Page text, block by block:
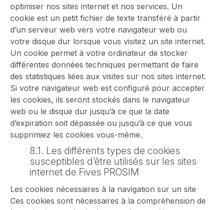
optimiser nos sites internet et nos services. Un
cookie est un petit fichier de texte transféré à partir
d’un serveur web vers votre navigateur web ou
votre disque dur lorsque vous visitez un site internet.
Un cookie permet à votre ordinateur de stocker
différentes données techniques permettant de faire
des statistiques liées aux visites sur nos sites internet.
Si votre navigateur web est configuré pour accepter
les cookies, ils seront stockés dans le navigateur
web ou le disque dur jusqu’à ce que la date
d’expiration soit dépassée ou jusqu’à ce que vous
supprimiez les cookies vous-même.
8.1. Les différents types de cookies
susceptibles d’être utilisés sur les sites
internet de Fives PROSIM
Les cookies nécessaires à la navigation sur un site
Ces cookies sont nécessaires à la compréhension de